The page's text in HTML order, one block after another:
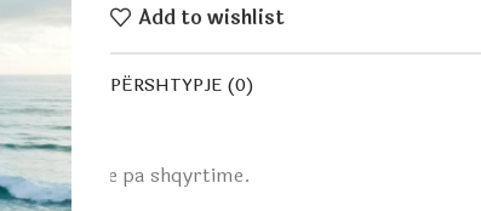
Add to wishlist
PËRSHTYPJE (0)
Ende pa shqyrtime.